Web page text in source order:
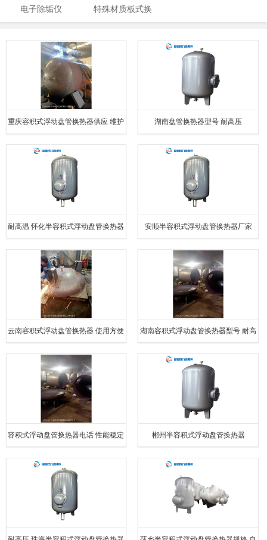
夹紧器
电子除垢仪 特殊材质板式换
重庆容积式浮动盘管换热器供应 维护 湖南盘管换热器型号 耐高压
耐高温 怀化半容积式浮动盘管换热器
型号
安顺半容积式浮动盘管换热器厂家
云南容积式浮动盘管换热器 使用方便 湖南容积式浮动盘管换热器型号 耐高
容积式浮动盘管换热器电话 性能稳定 郴州半容积式浮动盘管换热器